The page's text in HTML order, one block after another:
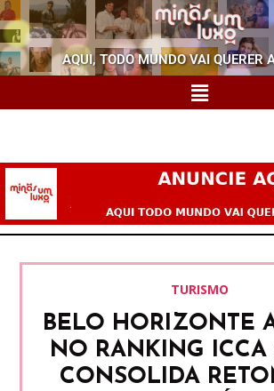
AQUI, TODO MUNDO VAI QUERER
TURISMO
BELO HORIZONTE
NO RANKING ICCA
CONSOLIDA